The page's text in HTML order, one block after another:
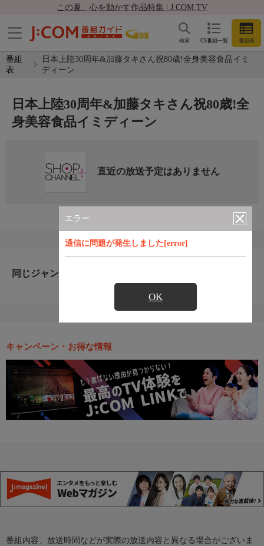
この夏、心を動かす作品特集 | J:COM TV
CS番組一覧 番組表
検索
番組
表
日本上陸30周年&加藤タキさん祝80歳!全身美容食品イミ
ディーン
エラー
通信に問題が発生しました[error]
OK
日本上陸30周年&加藤タキさん祝80歳!全
身美容食品イミディーン
直近の放送予定はありません
同じジャンルのおすすめ番組
キャンペーン・お得な情報
番組内容、放送時間などが実際の放送内容と異なる場合がございま